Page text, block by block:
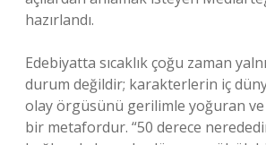
hazırlandı.
Edebiyatta sıcaklık çoğu zaman
durum değildir; karakterlerin iç
olay örgüsünü gerilimle yoğuran
bir metafordur. “50 derece